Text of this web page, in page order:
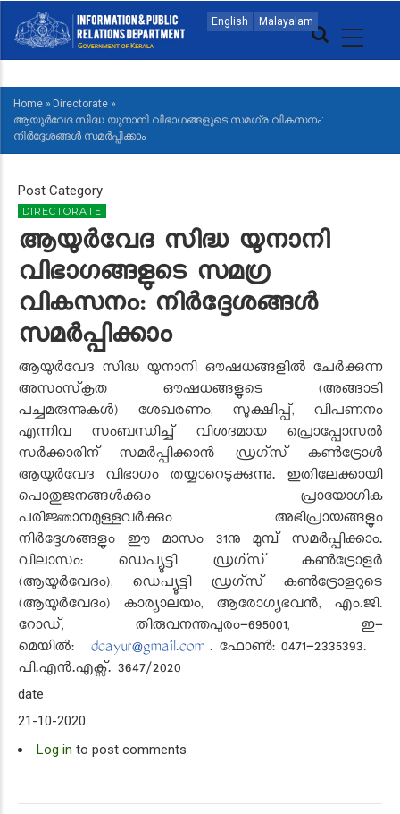
main
English Malayalam
MAIN
NAVIGATION
MALAYALAM
BREADCRUMB
Home » Directorate »
ആയുർവേദ സിദ്ധ യുനാനി വിഭാഗങ്ങളുടെ സമഗ്ര വികസനം:
നിർദ്ദേശങ്ങൾ സമർപ്പിക്കാം
Post Category
DIRECTORATE
ആയുർവേദ സിദ്ധ യുനാനി
വിഭാഗങ്ങളുടെ സമഗ്ര
വികസനം: നിർദ്ദേശങ്ങൾ
സമർപ്പിക്കാം
ആയുർവേദ സിദ്ധ യുനാനി ഔഷധങ്ങളിൽ ചേർക്കുന്ന
അസംസ്‌കൃത ഔഷധങ്ങളുടെ (അങ്ങാടി
പച്ചമരുന്നുകൾ) ശേഖരണം, സൂക്ഷിപ്പ്, വിപണനം
എന്നിവ സംബന്ധിച്ച് വിശദമായ പ്രൊപ്പോസൽ
സർക്കാരിന് സമർപ്പിക്കാൻ ഡ്രഗ്സ് കൺട്രോൾ
ആയുർവേദ വിഭാഗം തയ്യാറെടുക്കുന്നു. ഇതിലേക്കായി
പൊതുജനങ്ങൾക്കും പ്രായോഗിക
പരിജ്ഞാനമുള്ളവർക്കും അഭിപ്രായങ്ങളും
നിർദ്ദേശങ്ങളും ഈ മാസം 31നു മുമ്പ് സമർപ്പിക്കാം.
വിലാസം: ഡെപ്യൂട്ടി ഡ്രഗ്സ് കൺട്രോളർ
(ആയുർവേദം), ഡെപ്യൂട്ടി ഡ്രഗ്സ് കൺട്രോളറുടെ
(ആയുർവേദം) കാര്യാലയം, ആരോഗ്യഭവൻ, എം.ജി.
റോഡ്, തിരുവനന്തപുരം-695001, ഇ-
മെയിൽ:
dcayur@gmail.com . ഫോൺ: 0471-2335393.
പി.എൻ.എക്സ്. 3647/2020
date
21-10-2020
Log in to post comments